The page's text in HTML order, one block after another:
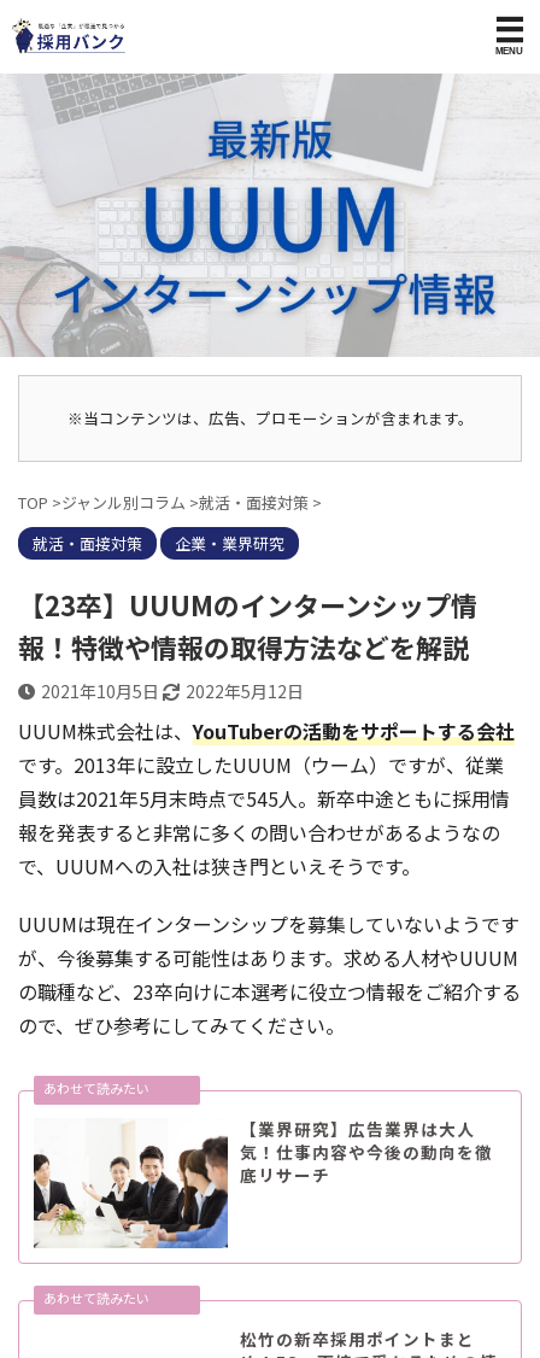
※当コンテンツは、広告、プロモーションが含まれます。
TOP >ジャンル別コラム >就活・面接対策 >
就活・面接対策
企業・業界研究
【23卒】UUUMのインターンシップ情
報！特徴や情報の取得方法などを解説
2021年10月5日 2022年5月12日
UUUM株式会社は、YouTuberの活動をサポートする会社
です。2013年に設立したUUUM（ウーム）ですが、従業
員数は2021年5月末時点で545人。新卒中途ともに採用情
報を発表すると非常に多くの問い合わせがあるようなの
で、UUUMへの入社は狭き門といえそうです。
UUUMは現在インターンシップを募集していないようです
が、今後募集する可能性はあります。求める人材やUUUM
の職種など、23卒向けに本選考に役立つ情報をご紹介する
ので、ぜひ参考にしてみてください。
【業界研究】広告業界は大人
気！仕事内容や今後の動向を徹
底リサーチ
松竹の新卒採用ポイントまと